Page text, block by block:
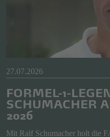
27.07.2026
FORMEL-1-
SCHUMACHER
2026
Mit Ralf Schumacher holt die